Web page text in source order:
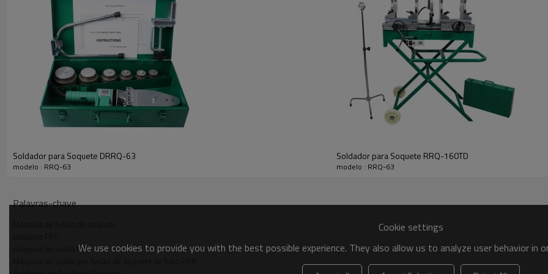
Incluindo
1. Placa de aquecimento com
2. Dois tipos de suporte
4. Controlador eletrônico de
6. Soquetes com revestimento
fusão.
Soldador para Soquete DRRQ-63
modelo : RRQ-63
Soldador para Soquete RRQ-160TD
modelo : RRQ-63
Palavras-chave
máquina de solda PPR
Cookie settings
We use cookies to provide you with the best possible experience. They also allow us to analyze user behavior